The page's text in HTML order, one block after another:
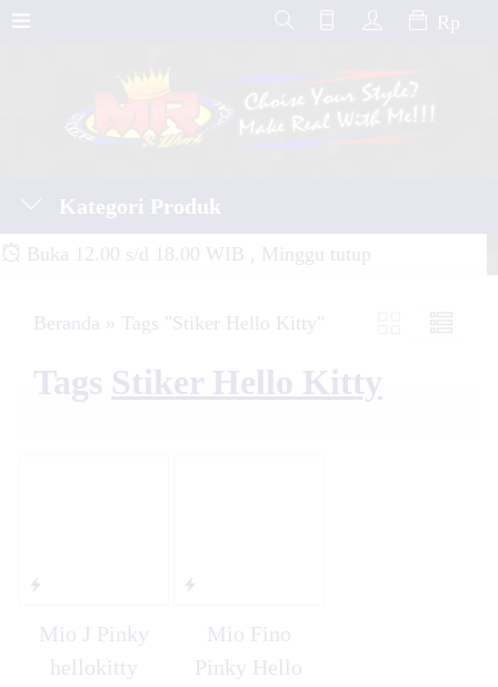
Rp
Kategori Produk
Buka 12.00 s/d 18.00 WIB , Minggu tutup
Beranda » Tags "Stiker Hello Kitty"
Tags Stiker Hello Kitty
Mio J Pinky
hellokitty
Mio Fino
Pinky Hello